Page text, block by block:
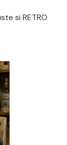
si RETRO